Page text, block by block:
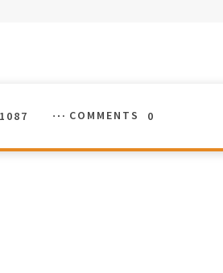
1087 COMMENTS 0